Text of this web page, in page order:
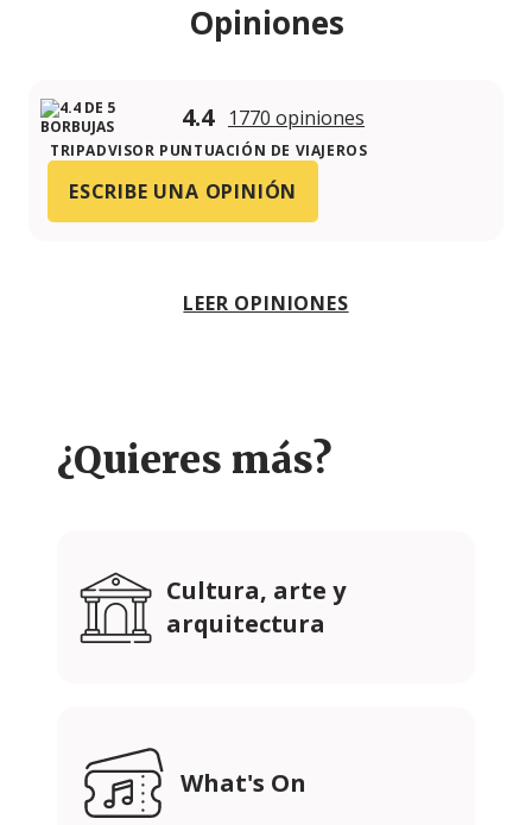
Opiniones
4.4 1770 opiniones
TRIPADVISOR PUNTUACIÓN DE VIAJEROS
ESCRIBE UNA OPINIÓN
LEER OPINIONES
¿Quieres más?
Cultura, arte y
arquitectura
What's On